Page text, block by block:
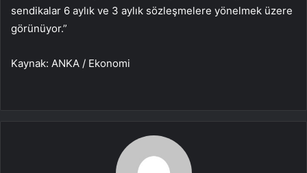
sendikalar 6 aylık ve 3 aylık sözleşmelere yönelmek üzere
görünüyor.”
Kaynak: ANKA / Ekonomi